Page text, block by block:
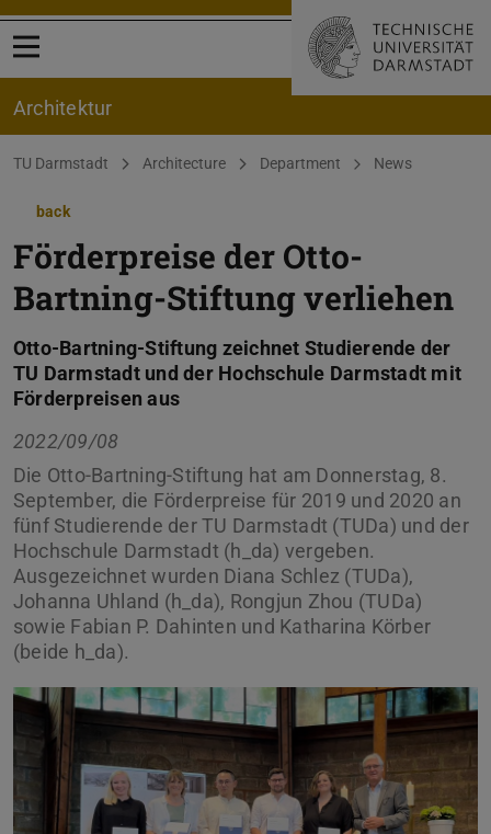
Open menu
Architektur
You are here:
TU Darmstadt Architecture Department News
back
Förderpreise der Otto-
Bartning-Stiftung verliehen
Otto-Bartning-Stiftung zeichnet Studierende der
TU Darmstadt und der Hochschule Darmstadt mit
Förderpreisen aus
2022/09/08
Die Otto-Bartning-Stiftung hat am Donnerstag, 8.
September, die Förderpreise für 2019 und 2020 an
fünf Studierende der TU Darmstadt (TUDa) und der
Hochschule Darmstadt (h_da) vergeben.
Ausgezeichnet wurden Diana Schlez (TUDa),
Johanna Uhland (h_da), Rongjun Zhou (TUDa)
sowie Fabian P. Dahinten und Katharina Körber
(beide h_da).